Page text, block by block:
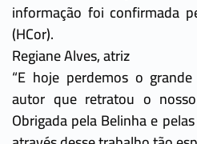
informação foi confirmada
(HCor).
Regiane Alves, atriz
“E hoje perdemos o
autor que retratou o
Obrigada pela Belinha e